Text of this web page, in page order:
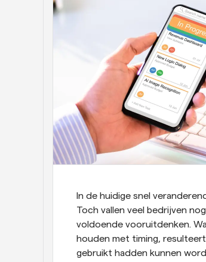
In de huidige snel
Toch vallen veel bedrijven
voldoende vooruitdenken.
houden met timing,
gebruikt hadden kunnen